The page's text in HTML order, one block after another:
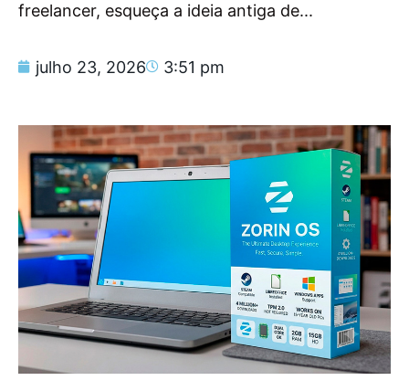
freelancer, esqueça a ideia antiga de...
julho 23, 2026 3:51 pm